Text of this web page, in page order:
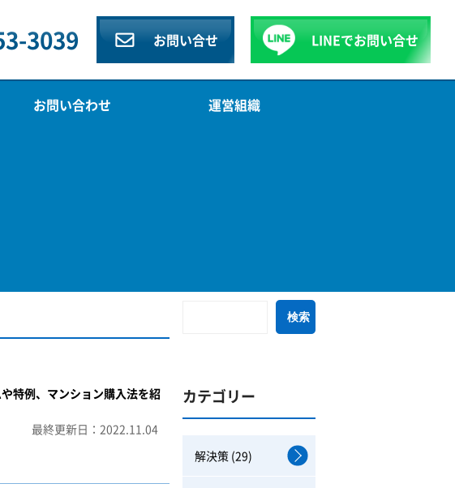
3039 お問い合せ LINEでお問い合せ
お問い合わせ 運営組織
特例、マンション購入法を紹
最終更新日：2022.11.04
カテゴリー
解決策 (29)